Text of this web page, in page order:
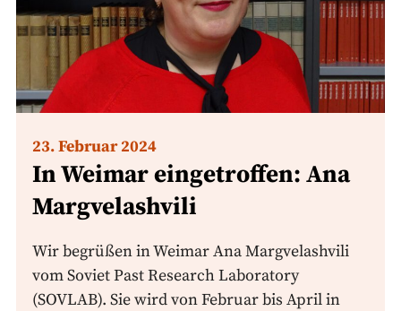
23. Februar 2024
In Weimar eingetroffen: Ana
Margvelashvili
Wir begrüßen in Weimar Ana Margvelashvili
vom Soviet Past Research Laboratory
(SOVLAB). Sie wird von Februar bis April in